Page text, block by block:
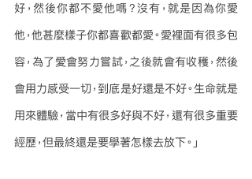
好，然後你都不愛他嗎？沒有，就是因為你愛
他，他甚麼樣子你都喜歡都愛。愛裡面有很多包
容，為了愛會努力嘗試，之後就會有收穫，然後
會用力感受一切，到底是好還是不好。生命就是
用來體驗，當中有很多好與不好，還有很多重要
經歷，但最終還是要學著怎樣去放下。」